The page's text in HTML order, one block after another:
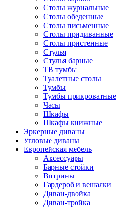
Столы журнальные
Столы обеденные
Столы письменные
Столы придиванные
Столы пристенные
Стулья
Стулья барные
ТВ тумбы
Туалетные столы
Тумбы
Тумбы прикроватные
Часы
Шкафы
Шкафы книжные
Эркерные диваны
Угловые диваны
Европейская мебель
Аксессуары
Барные стойки
Витрины
Гардероб и вешалки
Диван-двойка
Диван-тройка